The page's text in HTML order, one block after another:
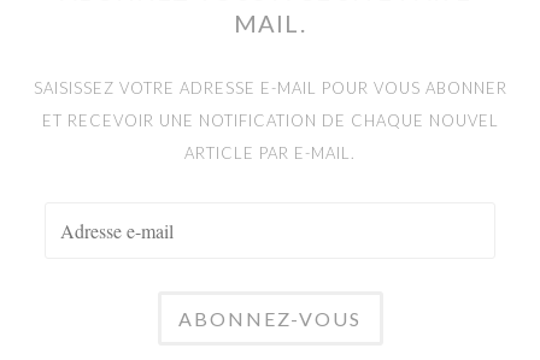
MAIL.
SAISISSEZ VOTRE ADRESSE E-MAIL POUR VOUS ABONNER
ET RECEVOIR UNE NOTIFICATION DE CHAQUE NOUVEL
ARTICLE PAR E-MAIL.